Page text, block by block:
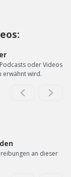
oder Videos
erwähnt wird.
an dieser